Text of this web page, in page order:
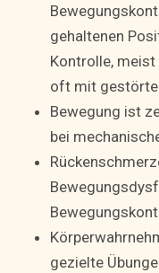
gehaltenen
Kontrolle, meist
oft mit
Bewegung ist
bei
gezielte